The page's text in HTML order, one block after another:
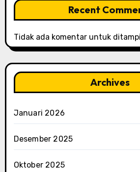
Recent
Tidak ada komentar untuk
Archives
Januari 2026
Desember 2025
Oktober 2025